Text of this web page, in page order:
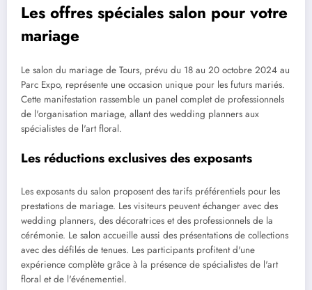
Les offres spéciales salon pour votre
mariage
Le salon du mariage de Tours, prévu du 18 au 20 octobre 2024 au
Parc Expo, représente une occasion unique pour les futurs mariés.
Cette manifestation rassemble un panel complet de professionnels
de l'organisation mariage, allant des wedding planners aux
spécialistes de l'art floral.
Les réductions exclusives des exposants
Les exposants du salon proposent des tarifs préférentiels pour les
prestations de mariage. Les visiteurs peuvent échanger avec des
wedding planners, des décoratrices et des professionnels de la
cérémonie. Le salon accueille aussi des présentations de collections
avec des défilés de tenues. Les participants profitent d'une
expérience complète grâce à la présence de spécialistes de l'art
floral et de l'événementiel.